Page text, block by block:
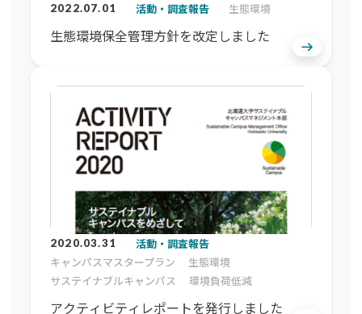
2022.07.01 活動・調査報告 生態環境
生態環境保全管理方針を改定しました
2020.03.31
活動・調査報告
キャンパスマスタープラン
生態環境
サステイナブルキャンパス
環境負荷低減
アクティビティレポートを発行しました